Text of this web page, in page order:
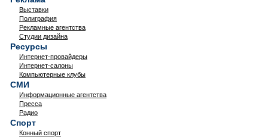
Выставки
Полиграфия
Рекламные агентства
Студии дизайна
Ресурсы
Интернет-провайдеры
Интернет-салоны
Компьютерные клубы
СМИ
Информационные агентства
Пресса
Радио
Спорт
Конный спорт